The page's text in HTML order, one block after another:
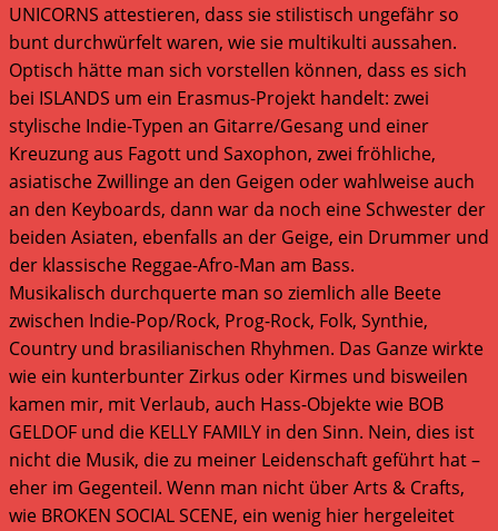
UNICORNS attestieren, dass sie stilistisch ungefähr so
bunt durchwürfelt waren, wie sie multikulti aussahen.
Optisch hätte man sich vorstellen können, dass es sich
bei ISLANDS um ein Erasmus-Projekt handelt: zwei
stylische Indie-Typen an Gitarre/Gesang und einer
Kreuzung aus Fagott und Saxophon, zwei fröhliche,
asiatische Zwillinge an den Geigen oder wahlweise auch
an den Keyboards, dann war da noch eine Schwester der
beiden Asiaten, ebenfalls an der Geige, ein Drummer und
der klassische Reggae-Afro-Man am Bass.
Musikalisch durchquerte man so ziemlich alle Beete
zwischen Indie-Pop/Rock, Prog-Rock, Folk, Synthie,
Country und brasilianischen Rhyhmen. Das Ganze wirkte
wie ein kunterbunter Zirkus oder Kirmes und bisweilen
kamen mir, mit Verlaub, auch Hass-Objekte wie BOB
GELDOF und die KELLY FAMILY in den Sinn. Nein, dies ist
nicht die Musik, die zu meiner Leidenschaft geführt hat –
eher im Gegenteil. Wenn man nicht über Arts & Crafts,
wie BROKEN SOCIAL SCENE, ein wenig hier hergeleitet